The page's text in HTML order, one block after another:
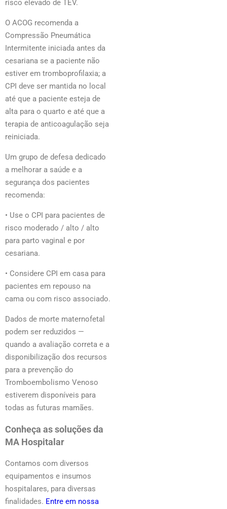
risco elevado de TEV.
O ACOG recomenda a
Compressão Pneumática
Intermitente iniciada antes da
cesariana se a paciente não
estiver em tromboprofilaxia; a
CPI deve ser mantida no local
até que a paciente esteja de
alta para o quarto e até que a
terapia de anticoagulação seja
reiniciada.
Um grupo de defesa dedicado
a melhorar a saúde e a
segurança dos pacientes
recomenda:
• Use o CPI para pacientes de
risco moderado / alto / alto
para parto vaginal e por
cesariana.
• Considere CPI em casa para
pacientes em repouso na
cama ou com risco associado.
Dados de morte maternofetal
podem ser reduzidos —
quando a avaliação correta e a
disponibilização dos recursos
para a prevenção do
Tromboembolismo Venoso
estiverem disponíveis para
todas as futuras mamães.
Conheça as soluções da
MA Hospitalar
Contamos com diversos
equipamentos e insumos
hospitalares, para diversas
finalidades. Entre em nossa